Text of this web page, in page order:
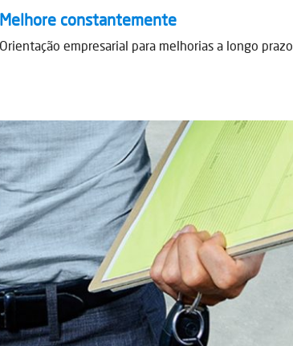
Melhore constantemente
Orientação empresarial para melhorias a longo prazo